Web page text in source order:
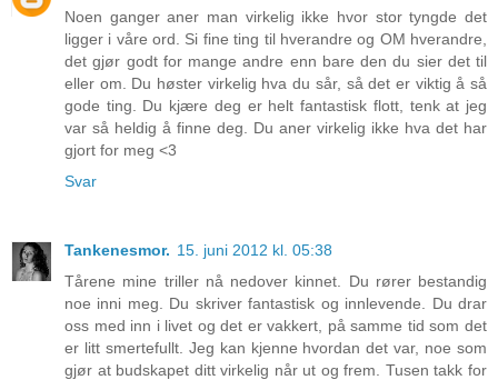
Noen ganger aner man virkelig ikke hvor stor tyngde det
ligger i våre ord. Si fine ting til hverandre og OM hverandre,
det gjør godt for mange andre enn bare den du sier det til
eller om. Du høster virkelig hva du sår, så det er viktig å så
gode ting. Du kjære deg er helt fantastisk flott, tenk at jeg
var så heldig å finne deg. Du aner virkelig ikke hva det har
gjort for meg <3
Svar
Tankenesmor. 15. juni 2012 kl. 05:38
Tårene mine triller nå nedover kinnet. Du rører bestandig
noe inni meg. Du skriver fantastisk og innlevende. Du drar
oss med inn i livet og det er vakkert, på samme tid som det
er litt smertefullt. Jeg kan kjenne hvordan det var, noe som
gjør at budskapet ditt virkelig når ut og frem. Tusen takk for